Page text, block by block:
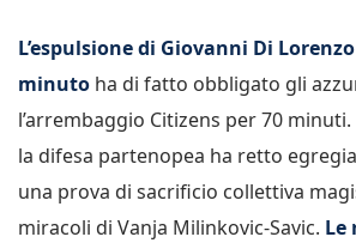
L’espulsione di Giovanni Di
minuto ha di fatto obbligato gli
l’arrembaggio Citizens per 70
la difesa partenopea ha retto
una prova di sacrificio collettiva
miracoli di Vanja Milinkovic-Savic. Le